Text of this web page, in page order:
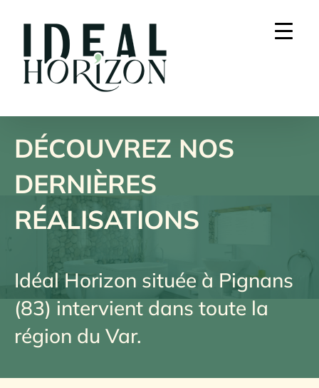
DÉCOUVREZ NOS
DERNIÈRES
RÉALISATIONS
Idéal Horizon située à Pignans
(83) intervient dans toute la
région du Var.